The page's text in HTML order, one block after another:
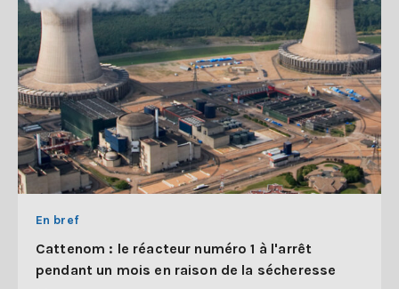
En bref
Cattenom : le réacteur numéro 1 à l'arrêt
pendant un mois en raison de la sécheresse